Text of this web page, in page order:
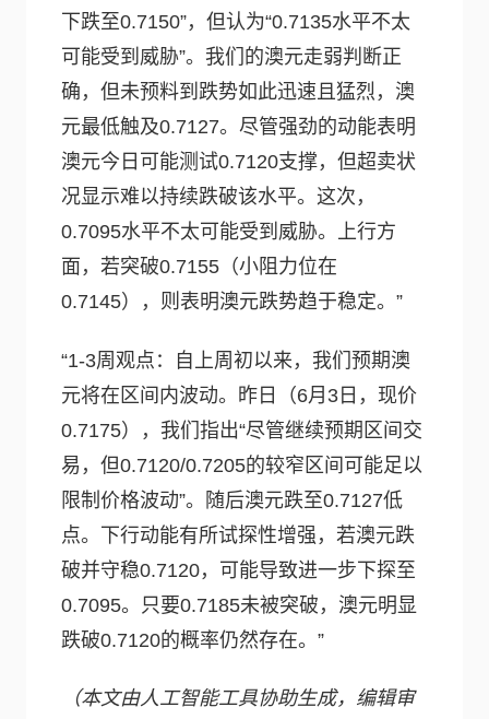
下跌至0.7150”，但认为“0.7135水平不太
可能受到威胁”。我们的澳元走弱判断正
确，但未预料到跌势如此迅速且猛烈，澳
元最低触及0.7127。尽管强劲的动能表明
澳元今日可能测试0.7120支撑，但超卖状
况显示难以持续跌破该水平。这次，
0.7095水平不太可能受到威胁。上行方
面，若突破0.7155（小阻力位在
0.7145），则表明澳元跌势趋于稳定。”
“1-3周观点：自上周初以来，我们预期澳
元将在区间内波动。昨日（6月3日，现价
0.7175），我们指出“尽管继续预期区间交
易，但0.7120/0.7205的较窄区间可能足以
限制价格波动”。随后澳元跌至0.7127低
点。下行动能有所试探性增强，若澳元跌
破并守稳0.7120，可能导致进一步下探至
0.7095。只要0.7185未被突破，澳元明显
跌破0.7120的概率仍然存在。”
（本文由人工智能工具协助生成，编辑审